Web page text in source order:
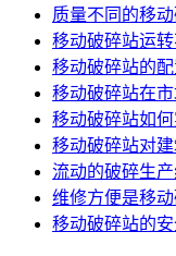
质量不同的移动
移动破碎站运转
移动破碎站的配
移动破碎站在
移动破碎站如何
移动破碎站对
流动的破碎生
维修方便是移
移动破碎站的安